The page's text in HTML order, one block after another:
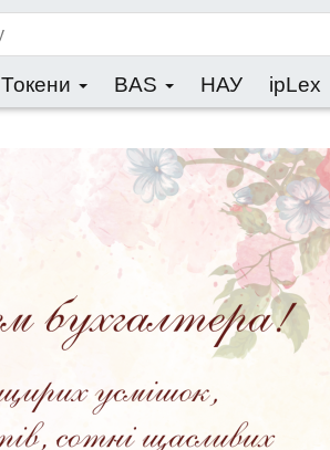
Токени BAS НАУ ipLex